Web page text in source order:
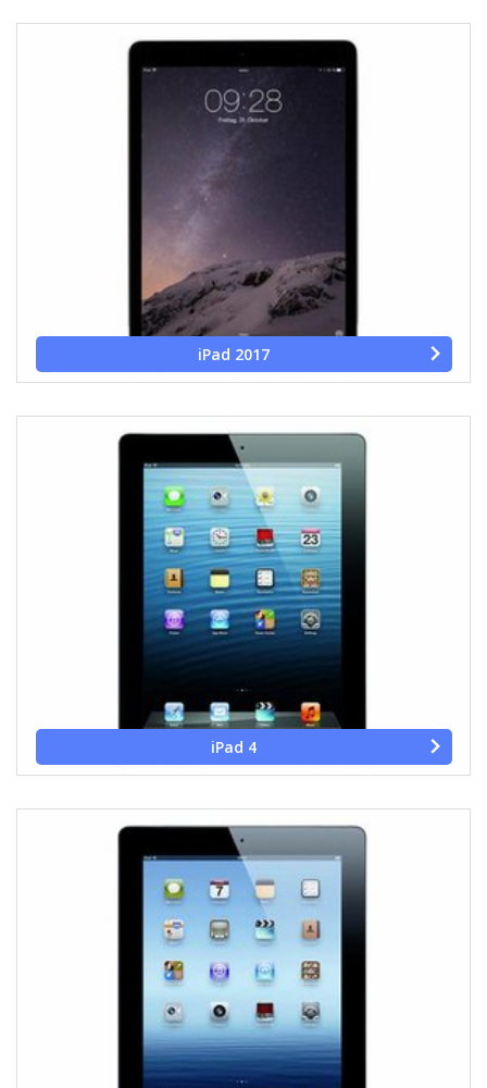
iPad 2017
iPad 4